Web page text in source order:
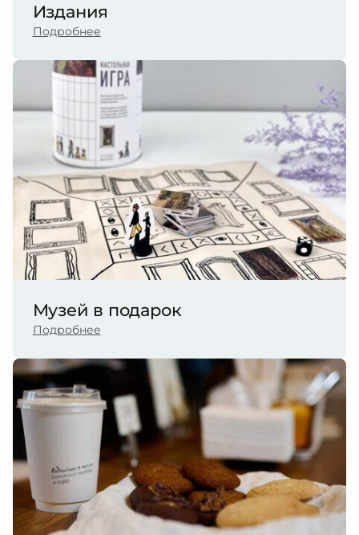
Издания
Подробнее
Музей в подарок
Подробнее